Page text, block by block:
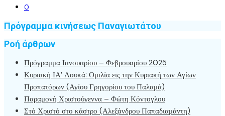
0
Πρόγραμμα κινήσεως Παναγιωτάτου
Ροή άρθρων
Πρόγραμμα Ιανουαρίου – Φεβρουαρίου 2025
Κυριακή ΙΑ’ Λουκά: Ομιλία εις την Κυριακή των Αγίων
Προπατόρων (Αγίου Γρηγορίου του Παλαμά)
Παραμονὴ Χριστούγεννα – Φώτη Κόντογλου
Στό Χριστό στο κάστρο (Αλεξάνδρου Παπαδιαμάντη)